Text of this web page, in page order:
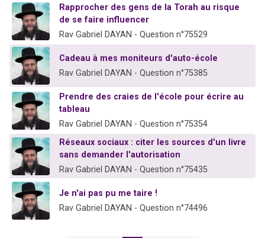
Rapprocher des gens de la Torah au risque
de se faire influencer
Rav Gabriel DAYAN - Question n°75529
Cadeau à mes moniteurs d'auto-école
Rav Gabriel DAYAN - Question n°75385
Prendre des craies de l'école pour écrire au
tableau
Rav Gabriel DAYAN - Question n°75354
Réseaux sociaux : citer les sources d'un livre
sans demander l'autorisation
Rav Gabriel DAYAN - Question n°75435
Je n'ai pas pu me taire !
Rav Gabriel DAYAN - Question n°74496